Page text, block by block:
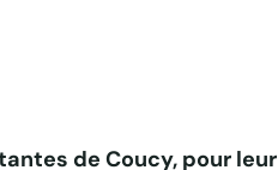
de Coucy, pour leur